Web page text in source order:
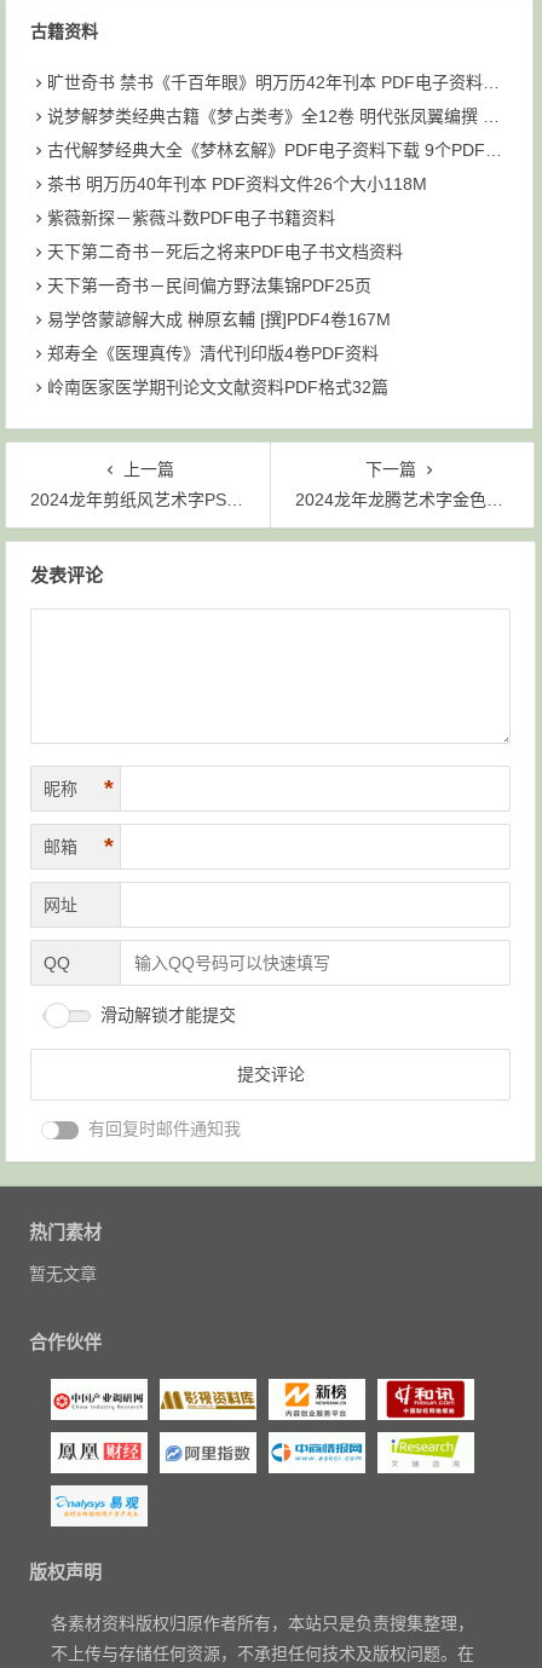
古籍资料
旷世奇书 禁书《千百年眼》明万历42年刊本 PDF电子资料下载
说梦解梦类经典古籍《梦占类考》全12卷 明代张凤翼编撰 PDF共6个文件93M下载
古代解梦经典大全《梦林玄解》PDF电子资料下载 9个PDF文件 大小为211M
茶书 明万历40年刊本 PDF资料文件26个大小118M
紫薇新探－紫薇斗数PDF电子书籍资料
天下第二奇书－死后之将来PDF电子书文档资料
天下第一奇书－民间偏方野法集锦PDF25页
易学啓蒙諺解大成 榊原玄輔 [撰]PDF4卷167M
郑寿全《医理真传》清代刊印版4卷PDF资料
岭南医家医学期刊论文文献资料PDF格式32篇
上一篇
2024龙年剪纸风艺术字PSD素材模板
下一篇
2024龙年龙腾艺术字金色立体设计
发表评论
昵称 *
邮箱 *
网址
QQ
滑动解锁才能提交
有回复时邮件通知我
热门素材
暂无文章
合作伙伴
版权声明
各素材资料版权归原作者所有，本站只是负责搜集整理，
不上传与存储任何资源，不承担任何技术及版权问题。在